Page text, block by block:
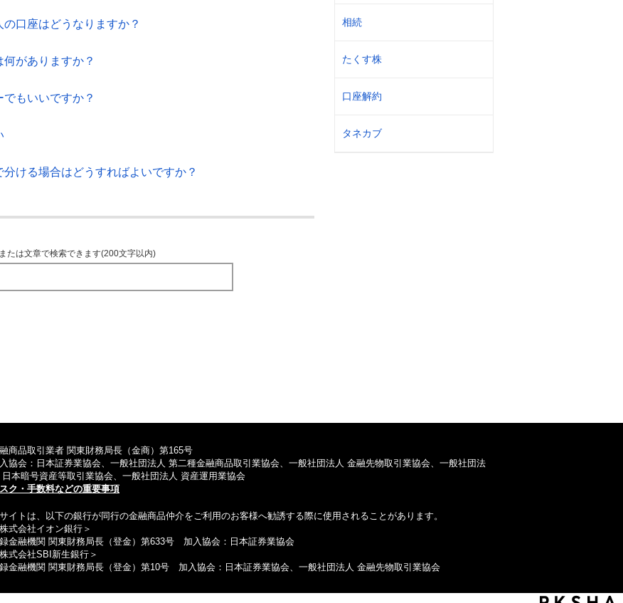
相続
たくす株
口座解約
タネカブ
口座はどうなりますか？
がありますか？
もいいですか？
ける場合はどうすればよいですか？
たは文章で検索できます(200文字以内)
商品取引業者 関東財務局長（金商）第165号
協会：日本証券業協会、一般社団法人 第二種金融商品取引業協会、一般社団法人 金融先物取引業協会、一般社団法
日本暗号資産等取引業協会、一般社団法人 資産運用業協会
ク・手数料などの重要事項
イトは、以下の銀行が同行の金融商品仲介をご利用のお客様へ勧誘する際に使用されることがあります。
式会社イオン銀行＞
金融機関 関東財務局長（登金）第633号 加入協会：日本証券業協会
式会社SBI新生銀行＞
金融機関 関東財務局長（登金）第10号 加入協会：日本証券業協会、一般社団法人 金融先物取引業協会